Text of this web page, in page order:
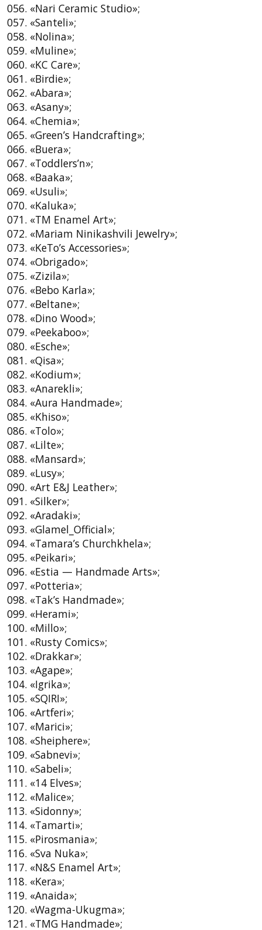
056. «Nari Ceramic Studio»;
057. «Santeli»;
058. «Nolina»;
059. «Muline»;
060. «KC Care»;
061. «Birdie»;
062. «Abara»;
063. «Asany»;
064. «Chemia»;
065. «Green’s Handcrafting»;
066. «Buera»;
067. «Toddlers’n»;
068. «Baaka»;
069. «Usuli»;
070. «Kaluka»;
071. «TM Enamel Art»;
072. «Mariam Ninikashvili Jewelry»;
073. «KeTo’s Accessories»;
074. «Obrigado»;
075. «Zizila»;
076. «Bebo Karla»;
077. «Beltane»;
078. «Dino Wood»;
079. «Peekaboo»;
080. «Esche»;
081. «Qisa»;
082. «Kodium»;
083. «Anarekli»;
084. «Aura Handmade»;
085. «Khiso»;
086. «Tolo»;
087. «Lilte»;
088. «Mansard»;
089. «Lusy»;
090. «Art E&J Leather»;
091. «Silker»;
092. «Aradaki»;
093. «Glamel_Official»;
094. «Tamara’s Churchkhela»;
095. «Peikari»;
096. «Estia — Handmade Arts»;
097. «Potteria»;
098. «Tak’s Handmade»;
099. «Herami»;
100. «Millo»;
101. «Rusty Comics»;
102. «Drakkar»;
103. «Agape»;
104. «Igrika»;
105. «SQIRI»;
106. «Artferi»;
107. «Marici»;
108. «Sheiphere»;
109. «Sabnevi»;
110. «Sabeli»;
111. «14 Elves»;
112. «Malice»;
113. «Sidonny»;
114. «Tamarti»;
115. «Pirosmania»;
116. «Sva Nuka»;
117. «N&S Enamel Art»;
118. «Kera»;
119. «Anaida»;
120. «Wagma-Ukugma»;
121. «TMG Handmade»;